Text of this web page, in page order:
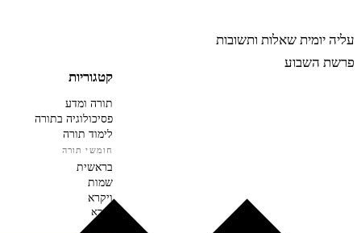
עליה יומית שאלות ותשובות
פרשת השבוע
קטגוריות
תורה ומדע
פסיכולוגיה בתורה
לימוד תורה
חומשי תורה
בראשית
שמות
ויקרא
ויקרא